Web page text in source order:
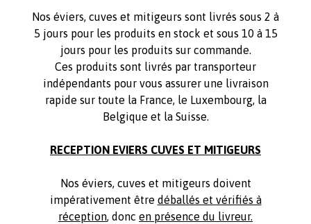
Nos éviers, cuves et mitigeurs sont livrés sous 2 à
5 jours pour les produits en stock et sous 10 à 15
jours pour les produits sur commande.
Ces produits sont livrés par transporteur
indépendants pour vous assurer une livraison
rapide sur toute la France, le Luxembourg, la
Belgique et la Suisse.
RECEPTION EVIERS CUVES ET MITIGEURS
Nos éviers, cuves et mitigeurs doivent
impérativement être déballés et vérifiés à
réception, donc en présence du livreur.